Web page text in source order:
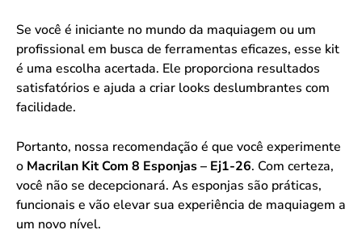
Se você é iniciante no mundo da maquiagem ou um
profissional em busca de ferramentas eficazes, esse kit
é uma escolha acertada. Ele proporciona resultados
satisfatórios e ajuda a criar looks deslumbrantes com
facilidade.
Portanto, nossa recomendação é que você experimente
o Macrilan Kit Com 8 Esponjas – Ej1-26. Com certeza,
você não se decepcionará. As esponjas são práticas,
funcionais e vão elevar sua experiência de maquiagem a
um novo nível.